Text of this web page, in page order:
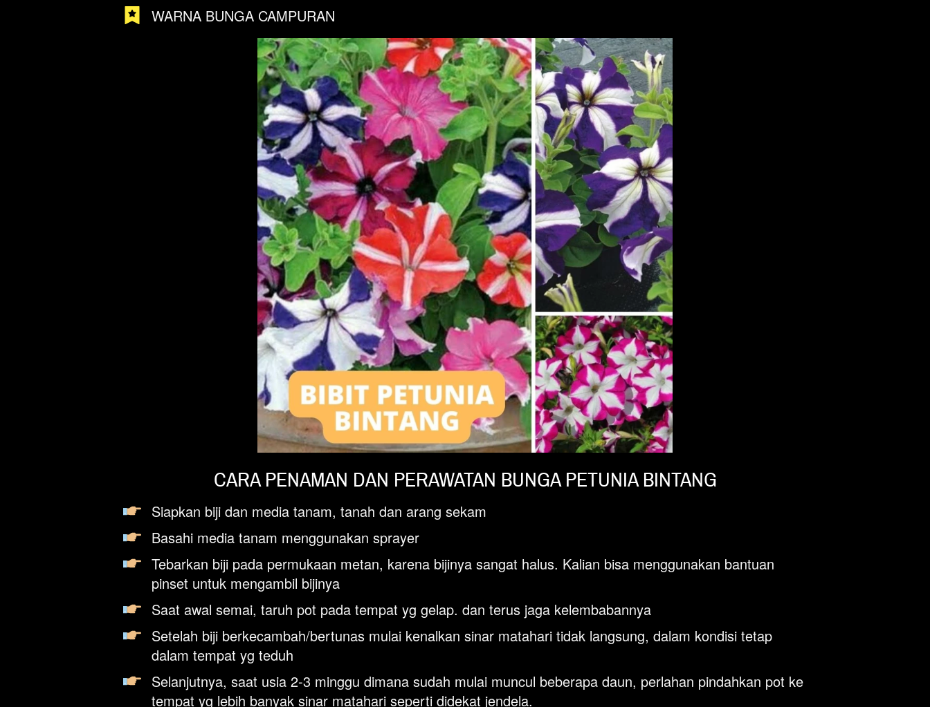
WARNA BUNGA CAMPURAN
CARA PENAMAN DAN PERAWATAN BUNGA PETUNIA BINTANG
Siapkan biji dan media tanam, tanah dan arang sekam
Basahi media tanam menggunakan sprayer
Tebarkan biji pada permukaan metan, karena bijinya sangat halus. Kalian bisa menggunakan bantuan
pinset untuk mengambil bijinya
Saat awal semai, taruh pot pada tempat yg gelap. dan terus jaga kelembabannya
Setelah biji berkecambah/bertunas mulai kenalkan sinar matahari tidak langsung, dalam kondisi tetap
dalam tempat yg teduh
Selanjutnya, saat usia 2-3 minggu dimana sudah mulai muncul beberapa daun, perlahan pindahkan pot ke
tempat yg lebih banyak sinar matahari seperti didekat jendela.